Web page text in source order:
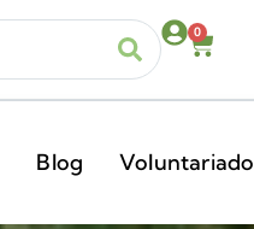
0
Blog Voluntariado